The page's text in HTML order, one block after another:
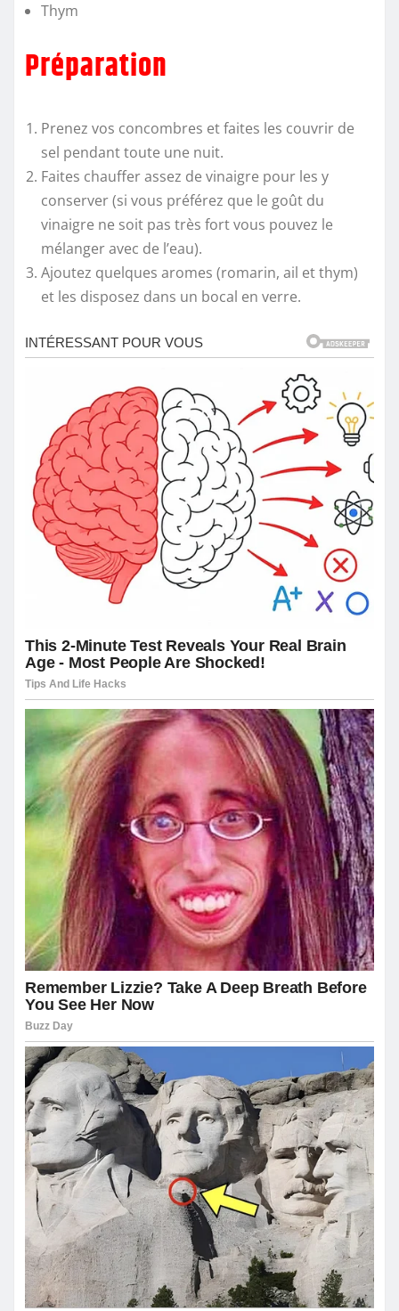
Thym
Préparation
Prenez vos concombres et faites les couvrir de
sel pendant toute une nuit.
Faites chauffer assez de vinaigre pour les y
conserver (si vous préférez que le goût du
vinaigre ne soit pas très fort vous pouvez le
mélanger avec de l’eau).
Ajoutez quelques aromes (romarin, ail et thym)
et les disposez dans un bocal en verre.